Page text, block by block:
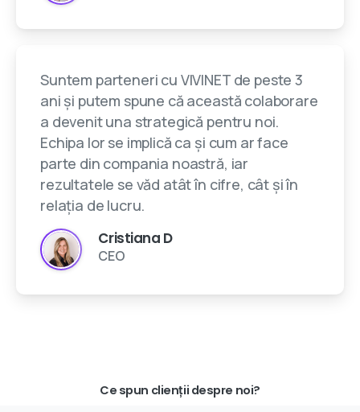
Suntem parteneri cu VIVINET de peste 3
ani și putem spune că această colaborare
a devenit una strategică pentru noi.
Echipa lor se implică ca și cum ar face
parte din compania noastră, iar
rezultatele se văd atât în cifre, cât și în
relația de lucru.
Cristiana D
CEO
Ce spun clienții despre noi?